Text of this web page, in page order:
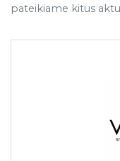
pateikiame kitus